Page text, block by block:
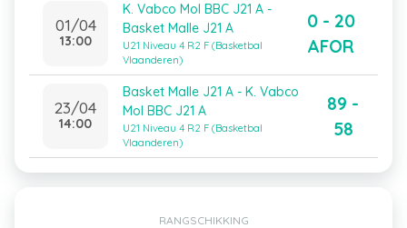
01/04
13:00
K. Vabco Mol BBC J21 A -
Basket Malle J21 A
U21 Niveau 4 R2 F (Basketbal
Vlaanderen)
0 - 20
AFOR
23/04
14:00
Basket Malle J21 A - K. Vabco
Mol BBC J21 A
U21 Niveau 4 R2 F (Basketbal
Vlaanderen)
89 -
58
RANGSCHIKKING